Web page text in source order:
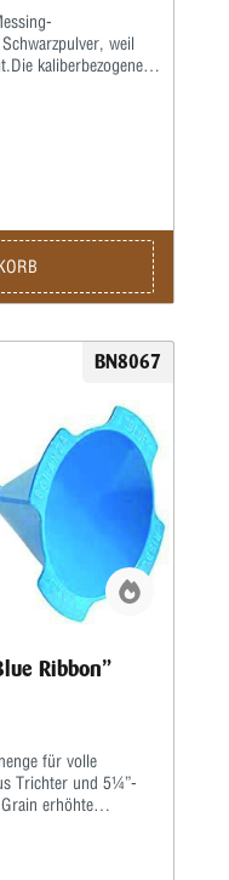
weil
kaliberbezogenen
BN8067
Ribbon”
für volle
Trichter und 5¼”-
erhöhte